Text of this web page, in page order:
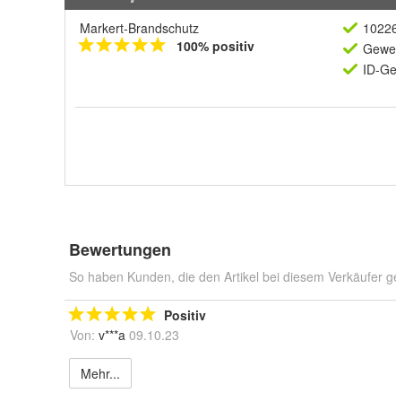
Markert-Brandschutz
100% positiv
ID-
Bewertungen
So haben Kunden, die den Artikel bei diesem Verkäufer
Positiv
Von: v***a 09.10.23
Mehr...